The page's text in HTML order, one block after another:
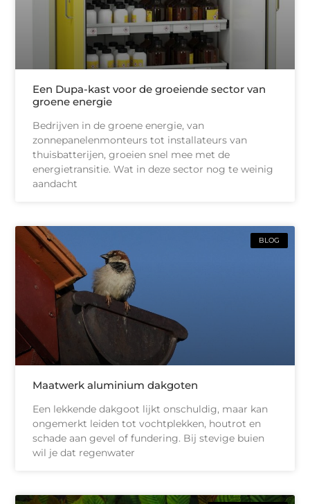
Een Dupa-kast voor de groeiende sector van
groene energie
Bedrijven in de groene energie, van
zonnepanelenmonteurs tot installateurs van
thuisbatterijen, groeien snel mee met de
energietransitie. Wat in deze sector nog te weinig
aandacht
BLOG
Maatwerk aluminium dakgoten
Een lekkende dakgoot lijkt onschuldig, maar kan
ongemerkt leiden tot vochtplekken, houtrot en
schade aan gevel of fundering. Bij stevige buien
wil je dat regenwater